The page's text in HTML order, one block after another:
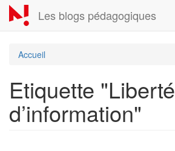
Aller
au
contenu
Les blogs pédagogiques
Accueil
Etiquette "Liberté
d’information"